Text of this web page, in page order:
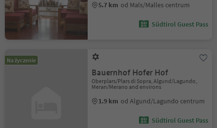
5.7 km od Mals/Malles centrum
Südtirol Guest Pass
Na życzenie
Bauernhof Hofer Hof
Oberplars/Plars di Sopra, Algund/Lagundo,
Meran/Merano and environs
1.9 km od Algund/Lagundo centrum
Südtirol Guest Pass